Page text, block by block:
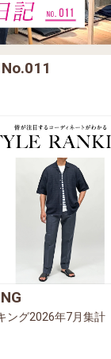
ング2026年7月集計